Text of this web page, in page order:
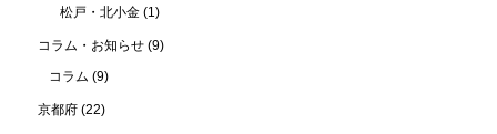
松戸・北小金 (1)
コラム・お知らせ (9)
コラム (9)
京都府 (22)